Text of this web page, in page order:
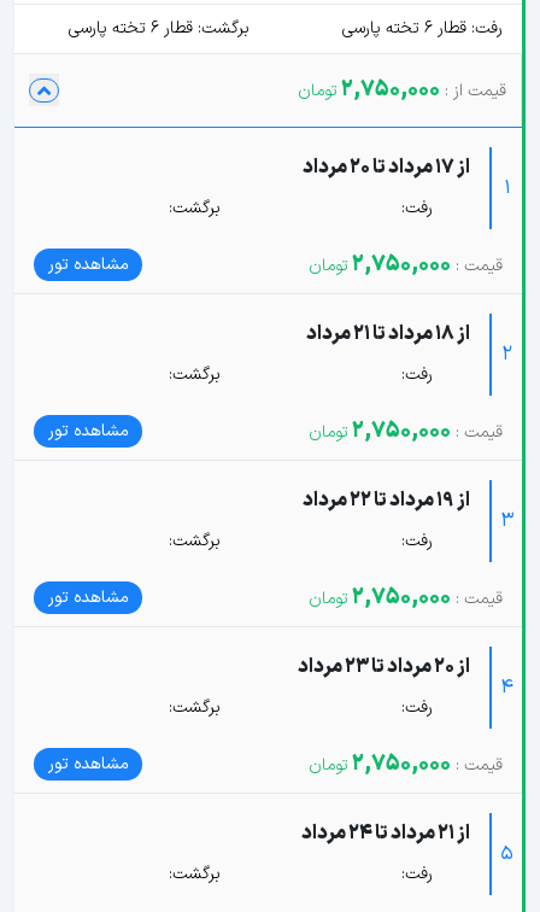
رفت: قطار 6 تخته پارسی برگشت: قطار 6 تخته پارسی
2,750,000
1
از 17 مرداد تا 20 مرداد
رفت: برگشت:
2,750,000 مشاهده تور
2
از 18 مرداد تا 21 مرداد
رفت: برگشت:
2,750,000 مشاهده تور
3
از 19 مرداد تا 22 مرداد
رفت: برگشت:
2,750,000 مشاهده تور
4
از 20 مرداد تا 23 مرداد
رفت: برگشت:
2,750,000 مشاهده تور
5
از 21 مرداد تا 24 مرداد
رفت: برگشت: